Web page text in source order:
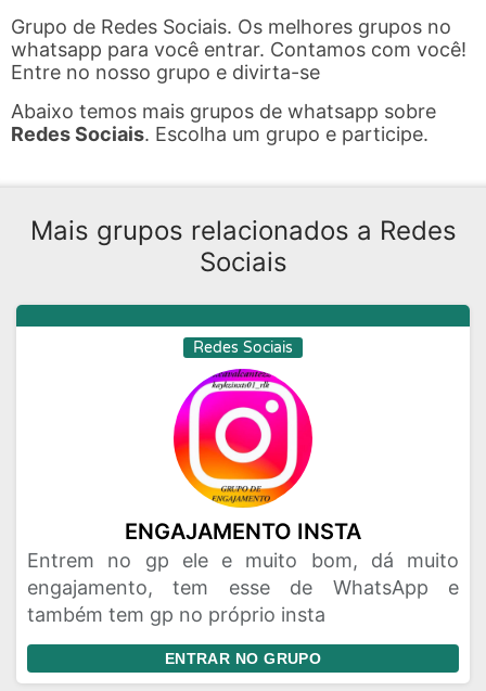
Grupo de Redes Sociais. Os melhores grupos no
whatsapp para você entrar. Contamos com você!
Entre no nosso grupo e divirta-se
Abaixo temos mais grupos de whatsapp sobre
Redes Sociais. Escolha um grupo e participe.
Mais grupos relacionados a Redes
Sociais
Redes Sociais
ENGAJAMENTO INSTA
Entrem no gp ele e muito bom, dá muito
engajamento, tem esse de WhatsApp e
também tem gp no próprio insta
ENTRAR NO GRUPO